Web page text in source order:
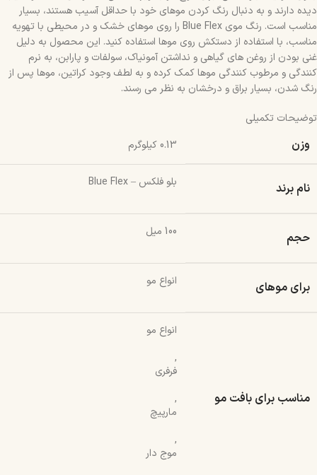
دیده دارند و به دنبال رنگ کردن موهای خود با حداقل آسیب هستند، بسیار
مناسب است. رنگ موی Blue Flex را روی موهای خشک و در محیطی با تهویه
مناسب، با استفاده از دستکش روی موها استفاده کنید. این محصول به دلیل
غنی بودن از روغن های گیاهی و نداشتن آمونیاک، سولفات و پارابن، به نرم
کنندگی و مرطوب کنندگی موها کمک کرده و به لطف وجود کراتین، موها پس از
رنگ شدن، بسیار براق و درخشان به نظر می رسند.
توضیحات تکمیلی
وزن 0.13 کیلوگرم
نام برند بلو فلکس – Blue Flex
حجم 100 میل
برای موهای انواع مو
مناسب برای بافت مو
انواع مو
,
فرفری
,
مارپیچ
,
موج دار